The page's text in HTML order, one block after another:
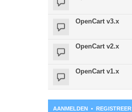
OpenCart v3.x
OpenCart v2.x
OpenCart v1.x
AANMELDEN • REGISTREER